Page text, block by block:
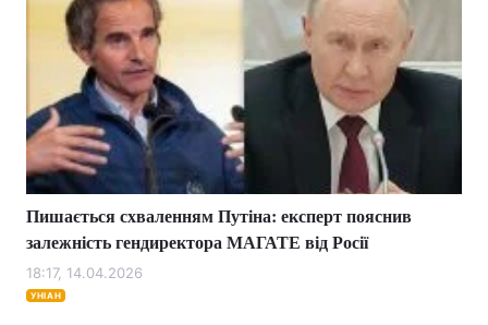
Пишається схваленням Путіна: експерт пояснив
залежність гендиректора МАГАТЕ від Росії
18:17, 14.04.2026
УНІАН